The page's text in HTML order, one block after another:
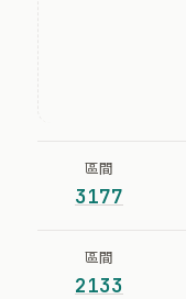
區間
3177
區間
2133